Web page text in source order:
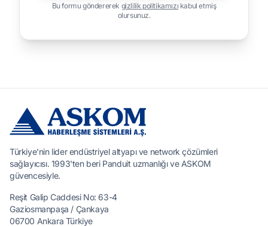
Bu formu göndererek gizlilik politikamızı kabul etmiş
olursunuz.
Türkiye'nin lider endüstriyel altyapı ve network çözümleri
sağlayıcısı. 1993'ten beri Panduit uzmanlığı ve ASKOM
güvencesiyle.
Reşit Galip Caddesi No: 63-4
Gaziosmanpaşa / Çankaya
06700 Ankara Türkiye